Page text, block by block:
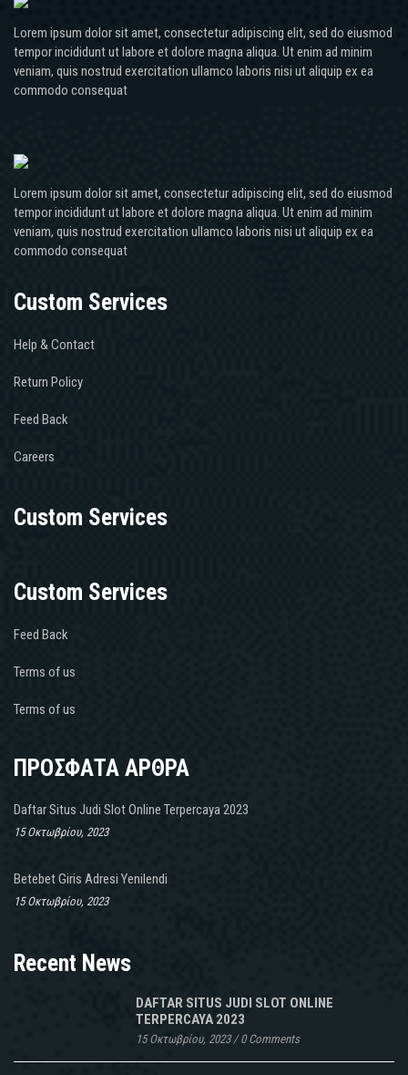
Lorem ipsum dolor sit amet, consectetur adipiscing elit, sed do eiusmod
tempor incididunt ut labore et dolore magna aliqua. Ut enim ad minim
veniam, quis nostrud exercitation ullamco laboris nisi ut aliquip ex ea
commodo consequat
Lorem ipsum dolor sit amet, consectetur adipiscing elit, sed do eiusmod
tempor incididunt ut labore et dolore magna aliqua. Ut enim ad minim
veniam, quis nostrud exercitation ullamco laboris nisi ut aliquip ex ea
commodo consequat
Custom Services
Help & Contact
Return Policy
Feed Back
Careers
Custom Services
Custom Services
Feed Back
Terms of us
Terms of us
ΠΡΟΣΦΑΤΑ ΑΡΘΡΑ
Daftar Situs Judi Slot Online Terpercaya 2023
15 Οκτωβρίου, 2023
Betebet Giris Adresi Yenilendi
15 Οκτωβρίου, 2023
Recent News
DAFTAR SITUS JUDI SLOT ONLINE
TERPERCAYA 2023
15 Οκτωβρίου, 2023/0 Comments